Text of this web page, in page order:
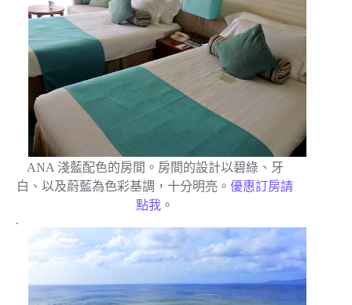
ANA 淺藍配色的房間。房間的設計以碧綠、牙
白、以及蔚藍為色彩基調，十分明亮。優惠訂房請
點我 。
.